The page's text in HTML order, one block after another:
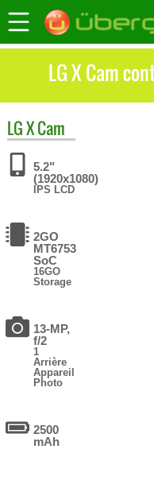
LG X Cam
LGX Cam
5.2"
(1920x1080)
IPS LCD
2GO
MT6753
SoC
16GO
Storage
13-MP,
f/2
1
Arrière
Appareil
Photo
2500
mAh